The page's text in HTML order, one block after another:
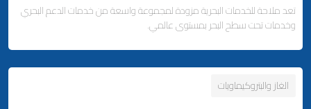
وكالة شحن البضائع
- التخليص الجمركي والتوزيع
- التخليص الجمركي والتوزيع
Business Area Links (Right)
تعد ملاحة للخدمات البحرية مزودة لمجموعة واسعة من خدمات الدعم البحري
وخدمات تحت سطح البحر بمستوى عالمي.
الغاز والبتروكيماويات